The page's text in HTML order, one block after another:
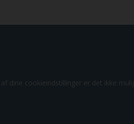
af dine cookieindstillinger er det ikke